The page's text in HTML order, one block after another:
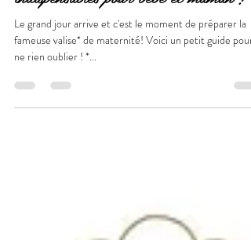
La valise pour la maternité: les
indispensables pour bébé et maman !
fameuse valise* de maternité! Voici un petit guide pour